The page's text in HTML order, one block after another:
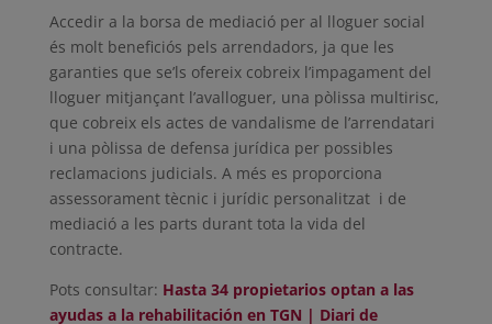
Accedir a la borsa de mediació per al lloguer social
és molt beneficiós pels arrendadors, ja que les
garanties que se’ls ofereix cobreix l’impagament del
lloguer mitjançant l’avalloguer, una pòlissa multirisc,
que cobreix els actes de vandalisme de l’arrendatari
i una pòlissa de defensa jurídica per possibles
reclamacions judicials. A més es proporciona
assessorament tècnic i jurídic personalitzat i de
mediació a les parts durant tota la vida del
contracte.
Pots consultar: Hasta 34 propietarios optan a las
ayudas a la rehabilitación en TGN | Diari de